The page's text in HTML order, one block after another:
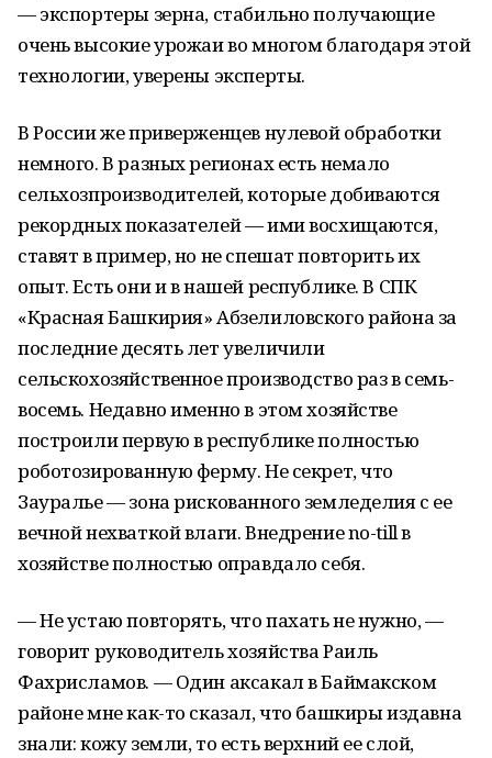
— экспортеры зерна, стабильно получающие
очень высокие урожаи во многом благодаря этой
технологии, уверены эксперты.
В России же приверженцев нулевой обработки
немного. В разных регионах есть немало
сельхозпроизводителей, которые добиваются
рекордных показателей — ими восхищаются,
ставят в пример, но не спешат повторить их
опыт. Есть они и в нашей республике. В СПК
«Красная Башкирия» Абзелиловского района за
последние десять лет увеличили
сельскохозяйственное производство раз в семь-
восемь. Недавно именно в этом хозяйстве
построили первую в республике полностью
роботозированную ферму. Не секрет, что
Зауралье — зона рискованного земледелия с ее
вечной нехваткой влаги. Внедрение no-till в
хозяйстве полностью оправдало себя.
— Не устаю повторять, что пахать не нужно, —
говорит руководитель хозяйства Раиль
Фахрисламов. — Один аксакал в Баймакском
районе мне как-то сказал, что башкиры издавна
знали: кожу земли, то есть верхний ее слой,